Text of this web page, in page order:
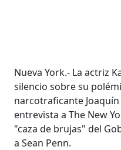
Nueva York.- La actriz
silencio sobre su
narcotraficante
entrevista a The New
"caza de brujas" del
a Sean Penn.